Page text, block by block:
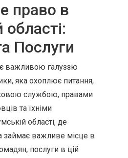
право в
області:
Послуги
важливою галуззю
яка охоплює питання,
службою, правами
та їхніми
області, де
займає важливе місце в
послуги в цій